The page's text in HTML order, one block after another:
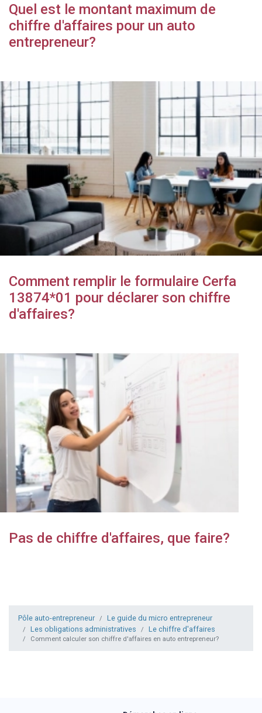
Quel est le montant maximum de
chiffre d'affaires pour un auto
entrepreneur?
Comment remplir le formulaire Cerfa
13874*01 pour déclarer son chiffre
d'affaires?
Pas de chiffre d'affaires, que faire?
Pôle auto-entrepreneur
Le guide du micro entrepreneur
Les obligations administratives
Le chiffre d'affaires
Comment calculer son chiffre d'affaires en auto entrepreneur?